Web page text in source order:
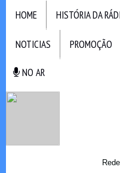
HOME HISTÓRIA DA
NOTICIAS PROMOÇÃO
NO AR